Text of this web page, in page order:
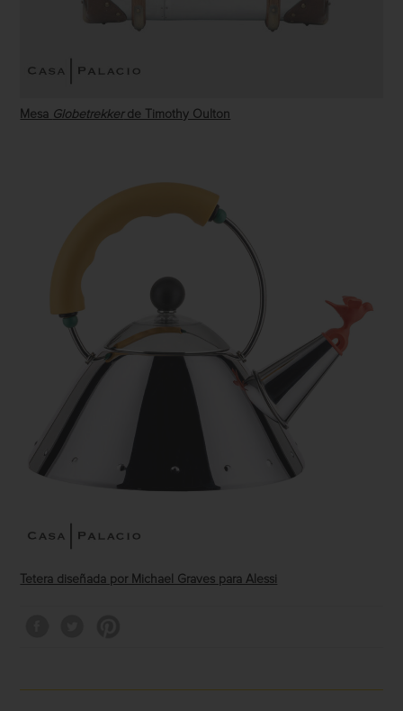
Mesa Globetrekkerde Timothy Oulton
Tetera diseñada por Michael Graves para Alessi